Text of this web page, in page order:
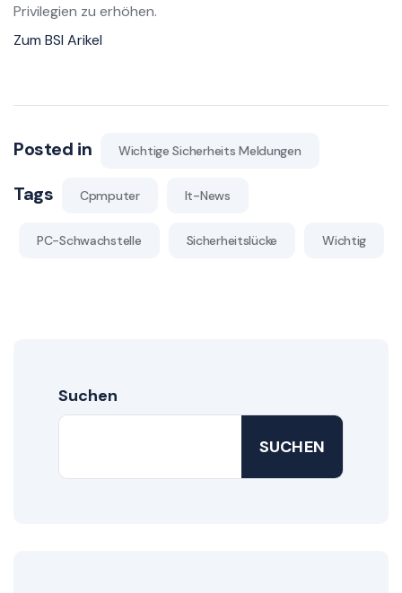
Privilegien zu erhöhen.
Zum BSI Arikel
Posted in Wichtige Sicherheits Meldungen
Tags Cpmputer It-News
PC-Schwachstelle Sicherheitslücke Wichtig
Suchen
SUCHEN